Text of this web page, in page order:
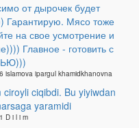
от дырочек будет
Гарантирую. Мясо тоже
на свое усмотрение и
Главное - готовить с
islamova ipargul khamidkhanovna
ciroyli ciqibdi. Bu yiyiwdan
yaramidi
D i l i m